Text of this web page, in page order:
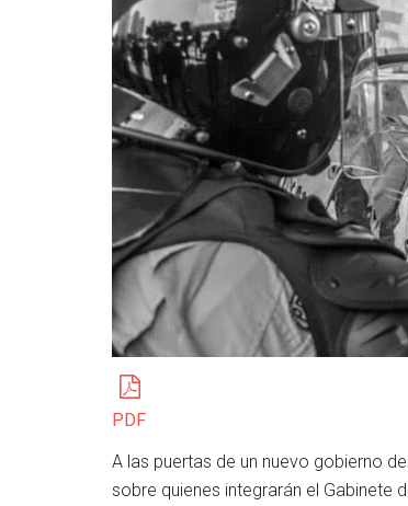
PDF
A las puertas de un nuevo gobierno
sobre quienes integrarán el Gabinete